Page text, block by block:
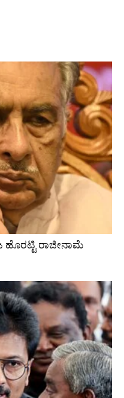
ಹೊರಟ್ಟಿ ರಾಜೀನಾಮೆ